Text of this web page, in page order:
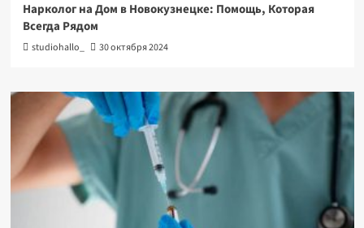
Нарколог на Дом в Новокузнецке: Помощь, Которая
Всегда Рядом
studiohallo_ 30 октября 2024